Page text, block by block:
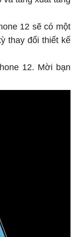
12 sẽ có một
thay đổi thiết kế
12. Mời bạn